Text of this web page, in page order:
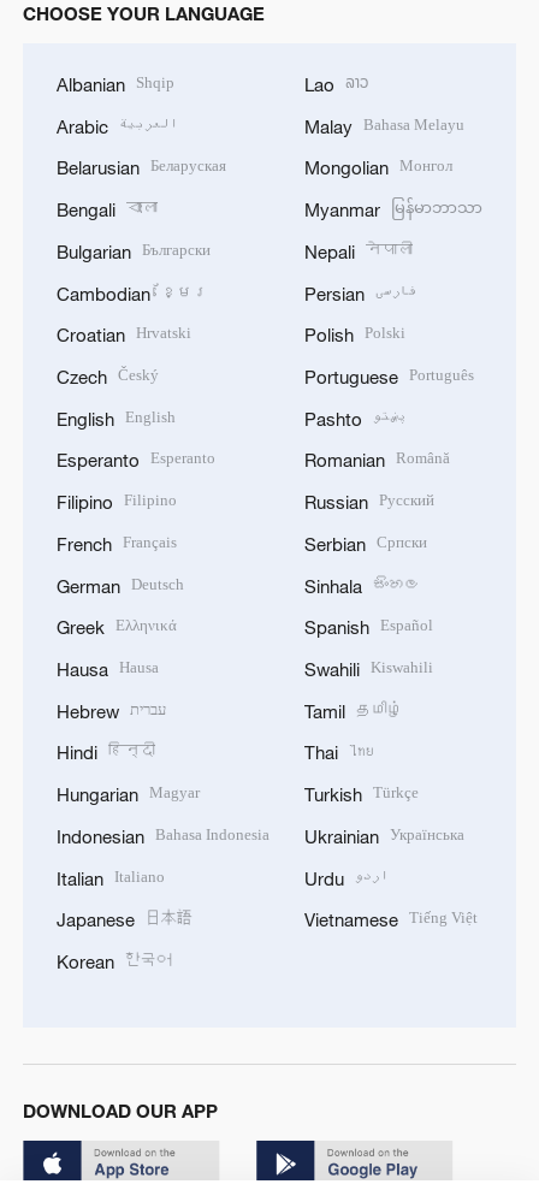
CHOOSE YOUR LANGUAGE
Albanian Shqip
Arabic العربية
Belarusian Беларуская
Bengali বাংলা
Bulgarian Български
Cambodian ខ្មែរ
Croatian Hrvatski
Czech Český
English English
Esperanto Esperanto
Filipino Filipino
French Français
German Deutsch
Greek Ελληνικά
Hausa Hausa
Hebrew עברית
Hindi हिन्दी
Hungarian Magyar
Indonesian Bahasa Indonesia
Italian Italiano
Japanese 日本語
Korean 한국어
Lao ລາວ
Malay Bahasa Melayu
Mongolian Монгол
Myanmar မြန်မာဘာသာ
Nepali नेपाली
Persian فارسی
Polish Polski
Portuguese Português
Pashto پښتو
Romanian Română
Russian Русский
Serbian Српски
Sinhala සිංහල
Spanish Español
Swahili Kiswahili
Tamil தமிழ்
Thai ไทย
Turkish Türkçe
Ukrainian Українська
Urdu اردو
Vietnamese Tiếng Việt
DOWNLOAD OUR APP